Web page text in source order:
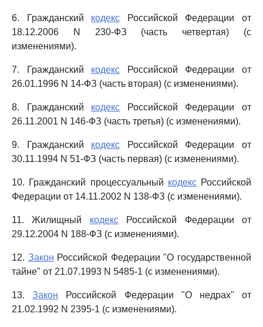
6. Гражданский кодекс Российской Федерации от
18.12.2006 N 230-ФЗ (часть четвертая) (с
изменениями).
7. Гражданский кодекс Российской Федерации от
26.01.1996 N 14-ФЗ (часть вторая) (с изменениями).
8. Гражданский кодекс Российской Федерации от
26.11.2001 N 146-ФЗ (часть третья) (с изменениями).
9. Гражданский кодекс Российской Федерации от
30.11.1994 N 51-ФЗ (часть первая) (с изменениями).
10. Гражданский процессуальный кодексРоссийской
Федерации от 14.11.2002 N 138-ФЗ (с изменениями).
11. Жилищный кодексРоссийской Федерации от
29.12.2004 N 188-ФЗ (с изменениями).
12. Закон Российской Федерации "О государственной
тайне" от 21.07.1993 N 5485-1 (с изменениями).
13.Закон Российской Федерации "О недрах" от
21.02.1992 N 2395-1 (с изменениями).